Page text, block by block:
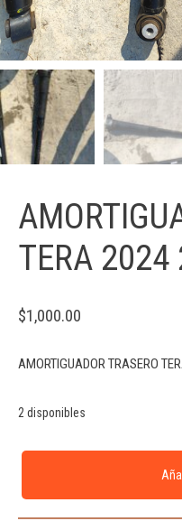
TERA 2024
$1,000.00
AMORTIGUADOR TRASERO
2 disponibles